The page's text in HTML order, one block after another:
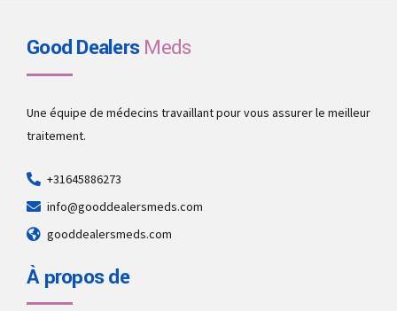
Good DealersMeds
Une équipe de médecins travaillant pour vous assurer le meilleur
traitement.
+31645886273
info@gooddealersmeds.com
gooddealersmeds.com
À propos de